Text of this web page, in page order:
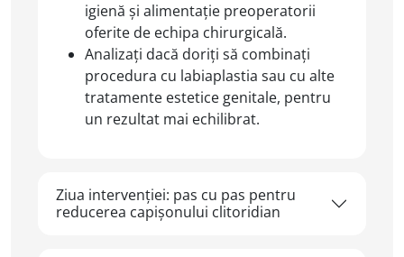
igienă și alimentație preoperatorii
oferite de echipa chirurgicală.
Analizați dacă doriți să combinați
procedura cu labiaplastia sau cu alte
tratamente estetice genitale, pentru
un rezultat mai echilibrat.
Ziua intervenției: pas cu pas pentru
reducerea capișonului clitoridian